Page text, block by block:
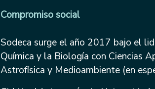
Compromiso social
Sodeca surge el año 2017 bajo el
Química y la Biología con Ciencias
Astrofísica y Medioambiente (en